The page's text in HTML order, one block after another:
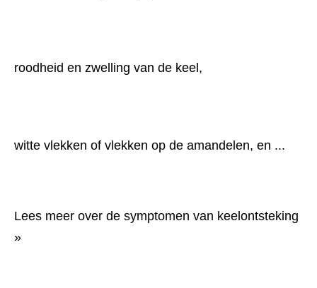
roodheid en zwelling van de keel,
witte vlekken of vlekken op de amandelen, en ...
Lees meer over de symptomen van keelontsteking
»